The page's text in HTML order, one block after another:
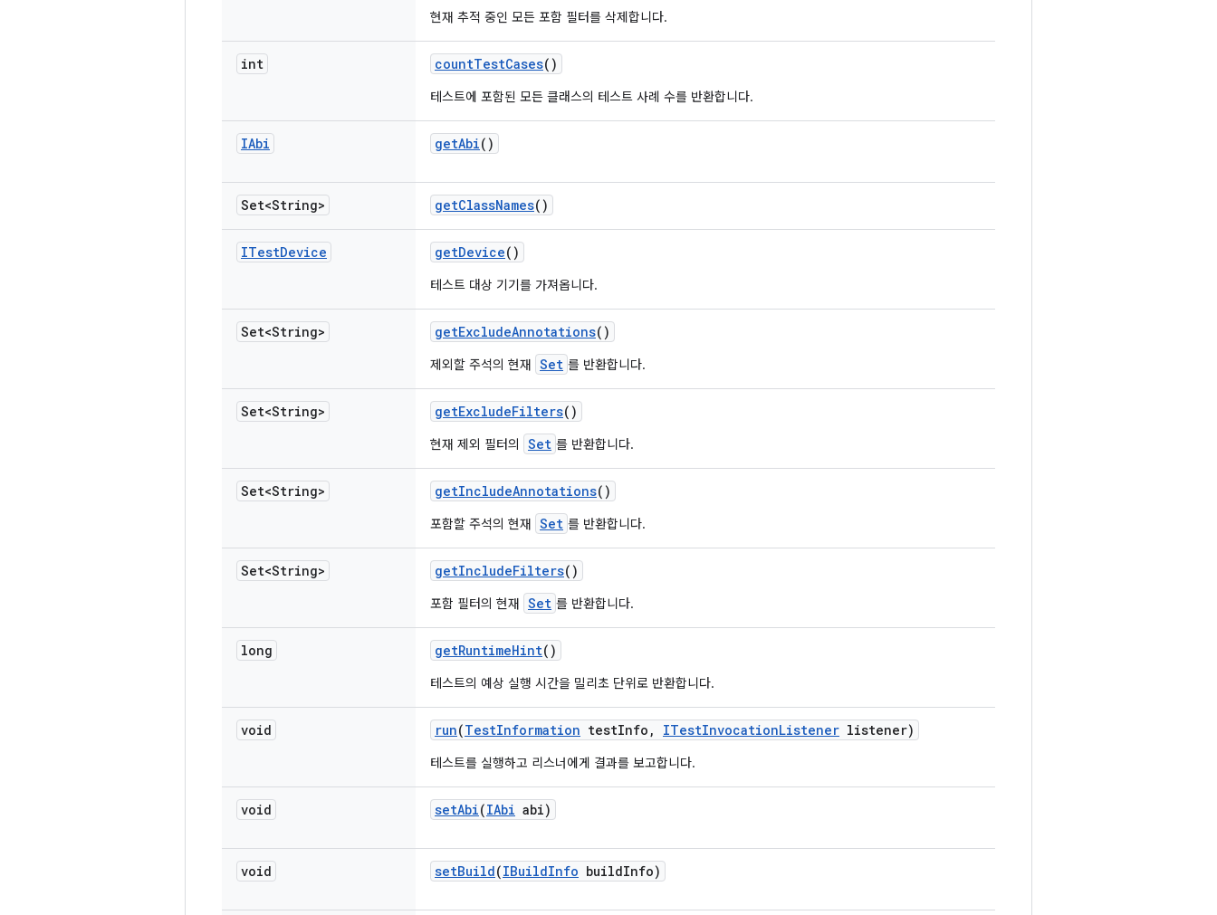
현재 추적 중인 모든 포함 필터를 삭제합니다.
int countTestCases()
테스트에 포함된 모든 클래스의 테스트 사례 수를 반환합니다.
IAbi getAbi()
Set<String> getClassNames()
ITestDevice getDevice()
테스트 대상 기기를 가져옵니다.
Set<String> getExcludeAnnotations()
제외할 주석의 현재 Set 를 반환합니다.
Set<String> getExcludeFilters()
현재 제외 필터의 Set 를 반환합니다.
Set<String> getIncludeAnnotations()
포함할 주석의 현재 Set 를 반환합니다.
Set<String> getIncludeFilters()
포함 필터의 현재 Set 를 반환합니다.
long getRuntimeHint()
테스트의 예상 실행 시간을 밀리초 단위로 반환합니다.
void run(TestInformation testInfo , ITestInvocationListener listener)
테스트를 실행하고 리스너에게 결과를 보고합니다.
void setAbi(IAbi abi)
void setBuild(IBuildInfo buildInfo)